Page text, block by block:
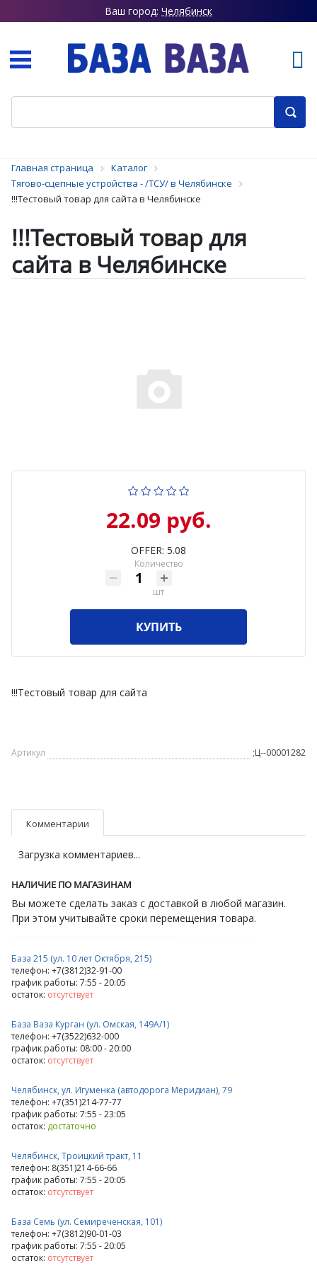
Ваш город: Челябинск
Главная страница
Каталог
Тягово-сцепные устройства - /ТСУ/ в Челябинске
!!!Тестовый товар для сайта в Челябинске
!!!Тестовый товар для
сайта в Челябинске
22.09 руб.
OFFER: 5.08
Количество
шт
КУПИТЬ
!!!Тестовый товар для сайта
Артикул ;Ц--00001282
Комментарии
Загрузка комментариев...
НАЛИЧИЕ ПО МАГАЗИНАМ
Вы можете сделать заказ с доставкой в любой магазин.
При этом учитывайте сроки перемещения товара.
База 215 (ул. 10 лет Октября, 215)
телефон: +7(3812)32-91-00
график работы: 7:55 - 20:05
остаток: отсутствует
База Ваза Курган (ул. Омская, 149А/1)
телефон: +7(3522)632-000
график работы: 08:00 - 20:00
остаток: отсутствует
Челябинск, ул. Игуменка (автодорога Меридиан), 79
телефон: +7(351)214-77-77
график работы: 7:55 - 23:05
остаток: достаточно
Челябинск, Троицкий тракт, 11
телефон: 8(351)214-66-66
график работы: 7:55 - 20:05
остаток: отсутствует
База Семь (ул. Семиреченская, 101)
телефон: +7(3812)90-01-03
график работы: 7:55 - 20:05
остаток: отсутствует